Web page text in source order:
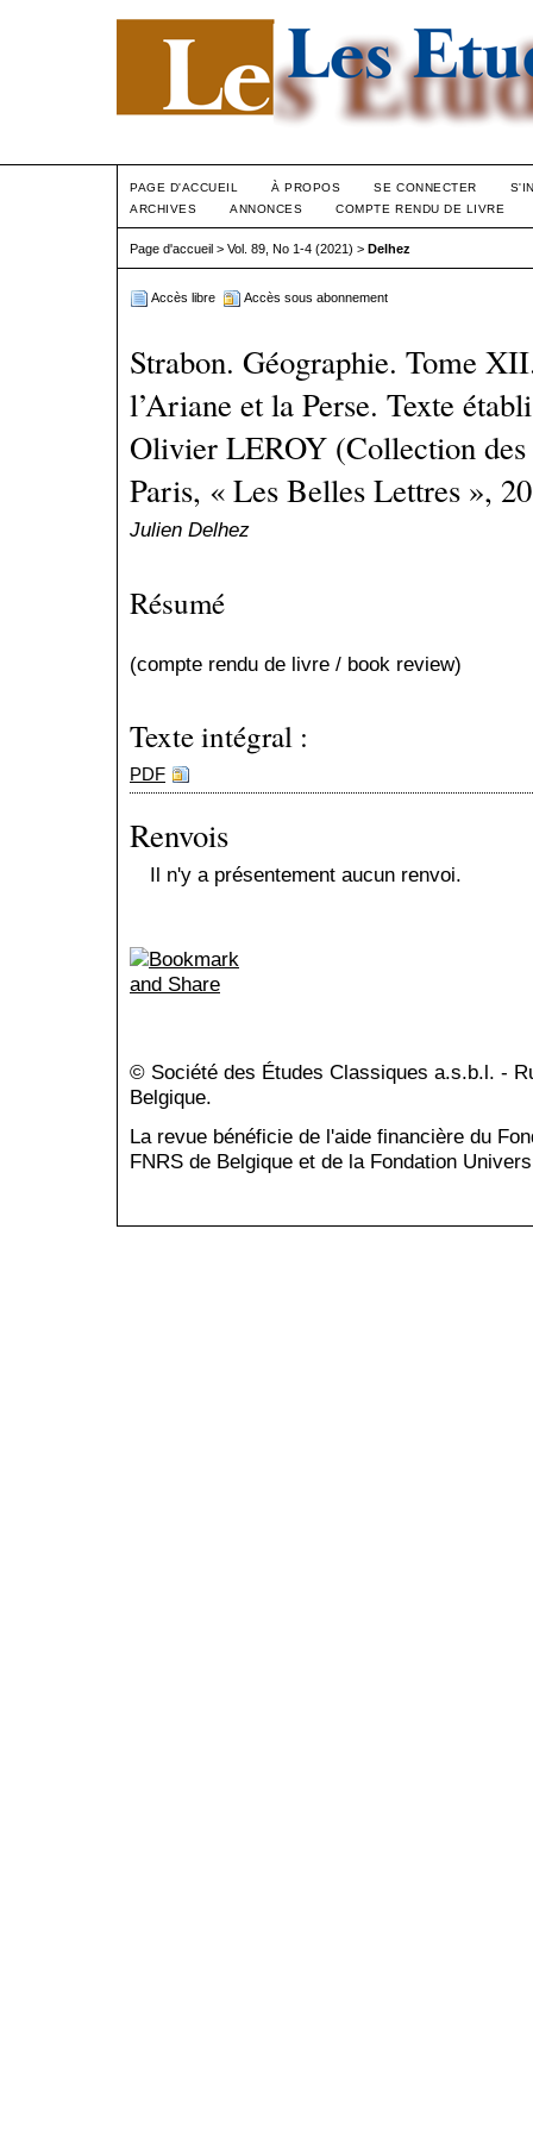
PAGE D'ACCUEIL À PROPOS SE CONNECTER
ARCHIVES
ANNONCES COMPTE RENDU DE LIVRE
Page d'accueil > Vol. 89, No 1-4 (2021) > Delhez
Accès libre Accès sous abonnement
Strabon. Géographie. Tome
l’Ariane et la Perse. Texte
Olivier LEROY (Collection
Paris, « Les Belles Lettres »,
Julien Delhez
Résumé
(compte rendu de livre / book review)
Texte intégral :
PDF
Renvois
Il n'y a présentement aucun renvoi.
© Société des Études Classiques a.s.b.l. -
Belgique.
La revue bénéficie de l'aide financière du
FNRS de Belgique et de la Fondation